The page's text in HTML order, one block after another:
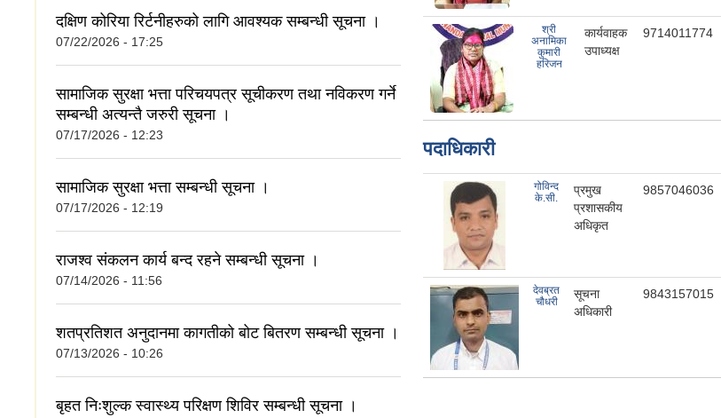
दक्षिण कोरिया रिर्टनीहरुको लागि आवश्यक सम्बन्धी सूचना ।
07/22/2026 - 17:25
सामाजिक सुरक्षा भत्ता परिचयपत्र सूचीकरण तथा नविकरण गर्ने
सम्बन्धी अत्यन्तै जरुरी सूचना ।
07/17/2026 - 12:23
सामाजिक सुरक्षा भत्ता सम्बन्धी सूचना ।
07/17/2026 - 12:19
राजश्व संकलन कार्य बन्द रहने सम्बन्धी सूचना ।
07/14/2026 - 11:56
शतप्रतिशत अनुदानमा कागतीको बोट बितरण सम्बन्धी सूचना ।
07/13/2026 - 10:26
बृहत निःशुल्क स्वास्थ्य परिक्षण शिविर सम्बन्धी सूचना ।
श्री
अनामिका
कुमारी
हरिजन
कार्यवाहक
उपाध्यक्ष
9714011774
पदाधिकारी
गोविन्द
के.सी.
प्रमुख
प्रशासकीय
अधिकृत
9857046036
देवब्रत
चौधरी
सूचना
अधिकारी
9843157015